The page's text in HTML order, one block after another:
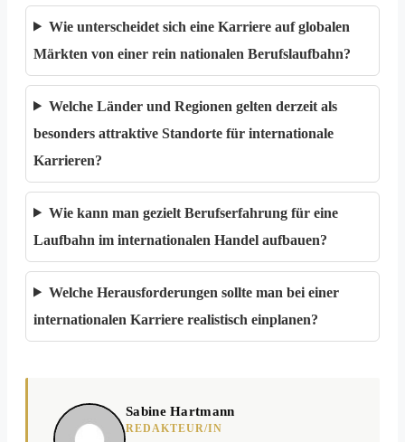
Wie unterscheidet sich eine Karriere auf globalen
Märkten von einer rein nationalen Berufslaufbahn?
Welche Länder und Regionen gelten derzeit als
besonders attraktive Standorte für internationale
Karrieren?
Wie kann man gezielt Berufserfahrung für eine
Laufbahn im internationalen Handel aufbauen?
Welche Herausforderungen sollte man bei einer
internationalen Karriere realistisch einplanen?
Sabine Hartmann
REDAKTEUR/IN